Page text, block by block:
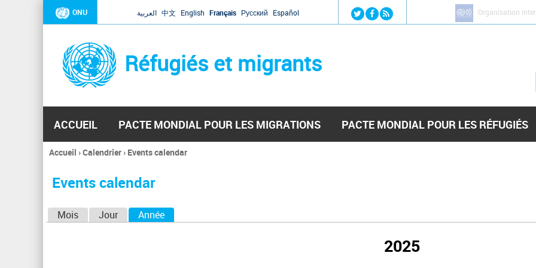
Jump to navigation
ONU العربية 中文 English Français Русский Español Organisation
Réfugiés et migrants
ACCUEIL PACTE MONDIAL POUR LES MIGRATIONS PACTE MONDIAL POUR LES RÉFUGIÉS
Vous
ici
Accueil ›Calendrier› Events calendar
Events calendar
Mois Jour Année
2025